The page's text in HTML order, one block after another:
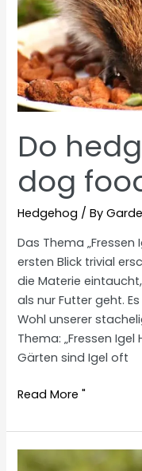
Do
dog
Hedgehog / By
Das Thema
ersten Blick trivial
die Materie
als nur Futter geht.
Wohl unserer
Thema: „Fressen
Gärten sind Igel oft
Do
eat
dog
Read More "